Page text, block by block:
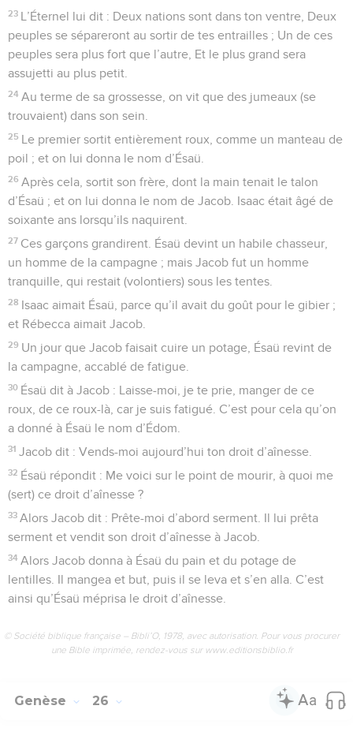
23 L’Éternel lui dit : Deux nations sont dans ton ventre, Deux
peuples se sépareront au sortir de tes entrailles ; Un de ces
peuples sera plus fort que l’autre, Et le plus grand sera
assujetti au plus petit.
24 Au terme de sa grossesse, on vit que des jumeaux (se
trouvaient) dans son sein.
25 Le premier sortit entièrement roux, comme un manteau de
poil ; et on lui donna le nom d’Ésaü.
26 Après cela, sortit son frère, dont la main tenait le talon
d’Ésaü ; et on lui donna le nom de Jacob. Isaac était âgé de
soixante ans lorsqu’ils naquirent.
27 Ces garçons grandirent. Ésaü devint un habile chasseur,
un homme de la campagne ; mais Jacob fut un homme
tranquille, qui restait (volontiers) sous les tentes.
28 Isaac aimait Ésaü, parce qu’il avait du goût pour le gibier ;
et Rébecca aimait Jacob.
29 Un jour que Jacob faisait cuire un potage, Ésaü revint de
la campagne, accablé de fatigue.
30 Ésaü dit à Jacob : Laisse-moi, je te prie, manger de ce
roux, de ce roux-là, car je suis fatigué. C’est pour cela qu’on
a donné à Ésaü le nom d’Édom.
31 Jacob dit : Vends-moi aujourd’hui ton droit d’aînesse.
32 Ésaü répondit : Me voici sur le point de mourir, à quoi me
(sert) ce droit d’aînesse ?
33 Alors Jacob dit : Prête-moi d’abord serment. Il lui prêta
serment et vendit son droit d’aînesse à Jacob.
34 Alors Jacob donna à Ésaü du pain et du potage de
lentilles. Il mangea et but, puis il se leva et s’en alla. C’est
ainsi qu’Ésaü méprisa le droit d’aînesse.
© Société biblique française – Bibli’O, 1978, avec autorisation. Pour vous procurer
une Bible imprimée, rendez-vous sur www.editionsbiblio.fr
Genèse 26